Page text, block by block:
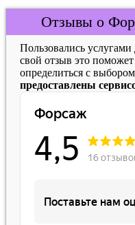
Отзывы о
Пользовались
свой отзыв это
определиться с
предоставлены